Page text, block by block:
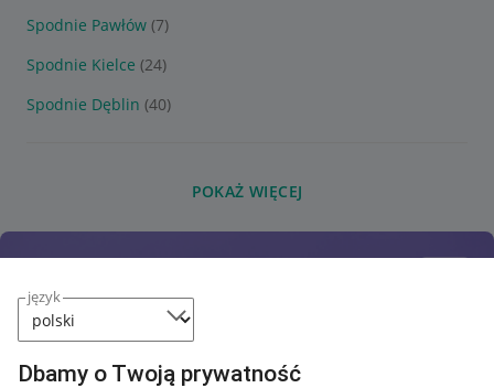
język
Dbamy o Twoją prywatność
Spodnie Pawłów (7)
Spodnie Kielce (24)
Spodnie Dęblin (40)
POKAŻ WIĘCEJ